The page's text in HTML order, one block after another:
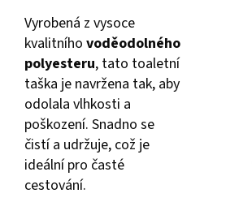
Vyrobená z vysoce
kvalitního voděodolného
polyesteru, tato toaletní
taška je navržena tak, aby
odolala vlhkosti a
poškození. Snadno se
čistí a udržuje, což je
ideální pro časté
cestování.